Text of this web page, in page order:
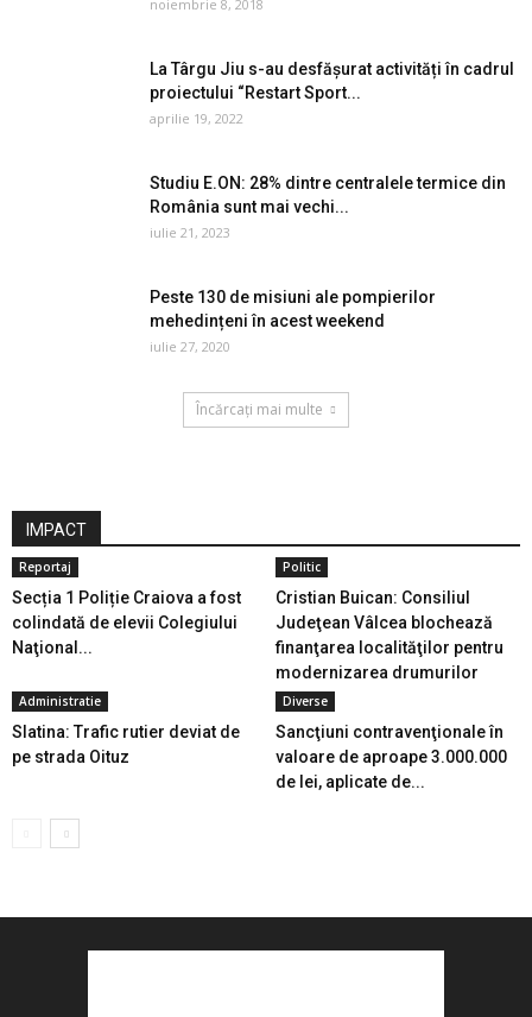
noiembrie 8, 2018
La Târgu Jiu s-au desfășurat activități în cadrul
proiectului “Restart Sport...
aprilie 19, 2022
Studiu E.ON: 28% dintre centralele termice din
România sunt mai vechi...
iulie 21, 2023
Peste 130 de misiuni ale pompierilor
mehedințeni în acest weekend
iulie 27, 2020
Încărcați mai multe
IMPACT
Reportaj
Secția 1 Poliție Craiova a fost
colindată de elevii Colegiului
Naţional...
Politic
Cristian Buican: Consiliul
Judeţean Vâlcea blochează
finanţarea localităţilor pentru
modernizarea drumurilor
Administratie
Slatina: Trafic rutier deviat de
pe strada Oituz
Diverse
Sancţiuni contravenţionale în
valoare de aproape 3.000.000
de lei, aplicate de...